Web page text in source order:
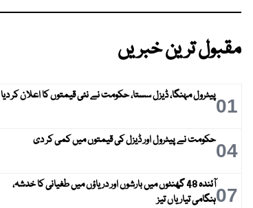
مقبول ترین خبریں
01پیٹرول مہنگا، ڈیزل سستا، حکومت نے نئی قیمتوں کا اعلان کر دیا
04حکومت نے پیٹرول اور ڈیزل کی قیمتوں میں کمی کر دی
07
آئندہ 48 گھنٹوں میں بارشوں اور دریاؤں میں طغیانی کا خدشہ،
ہنگامی تیاریاں تیز